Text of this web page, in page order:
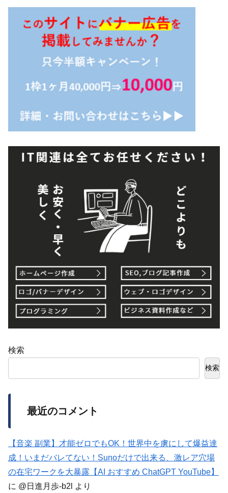
検索
検索
最近のコメント
【音楽 副業】才能ゼロでもOK！世界中を虜にして爆益達
成！いまだバレてない！Sunoだけで出来る、激レア穴場
の在宅ワークを大暴露【AI おすすめ ChatGPT YouTube】
に @日進月歩-b2l より